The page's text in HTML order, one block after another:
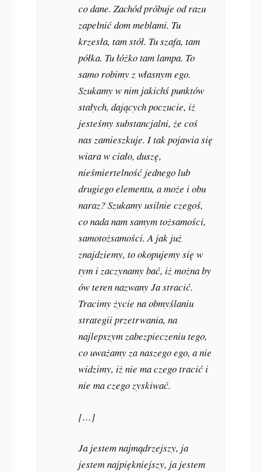
co dane. Zachód próbuje od razu
zapełnić dom meblami. Tu
krzesła, tam stół. Tu szafa, tam
półka. Tu łóżko tam lampa. To
samo robimy z własnym ego.
Szukamy w nim jakichś punktów
stałych, dających poczucie, iż
jesteśmy substancjalni, że coś
nas zamieszkuje. I tak pojawia się
wiara w ciało, duszę,
nieśmiertelność jednego lub
drugiego elementu, a może i obu
naraz? Szukamy usilnie czegoś,
co nada nam samym tożsamości,
samotożsamości. A jak już
znajdziemy, to okopujemy się w
tym i zaczynamy bać, iż można by
ów teren nazwany Ja stracić.
Tracimy życie na obmyślaniu
strategii przetrwania, na
najlepszym zabezpieczeniu tego,
co uważamy za naszego ego, a nie
widzimy, iż nie ma czego tracić i
nie ma czego zyskiwać.
[…]
Ja jestem najmądrzejszy, ja
jestem najpiękniejszy, ja jestem